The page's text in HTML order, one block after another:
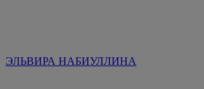
ЭЛЬВИРА НАБИУЛЛИНА